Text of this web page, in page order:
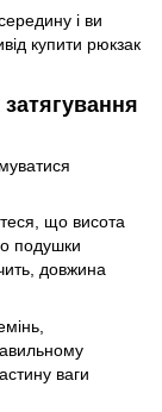
і ви
купити рюкзак
що висота
подушки
довжина
ваги